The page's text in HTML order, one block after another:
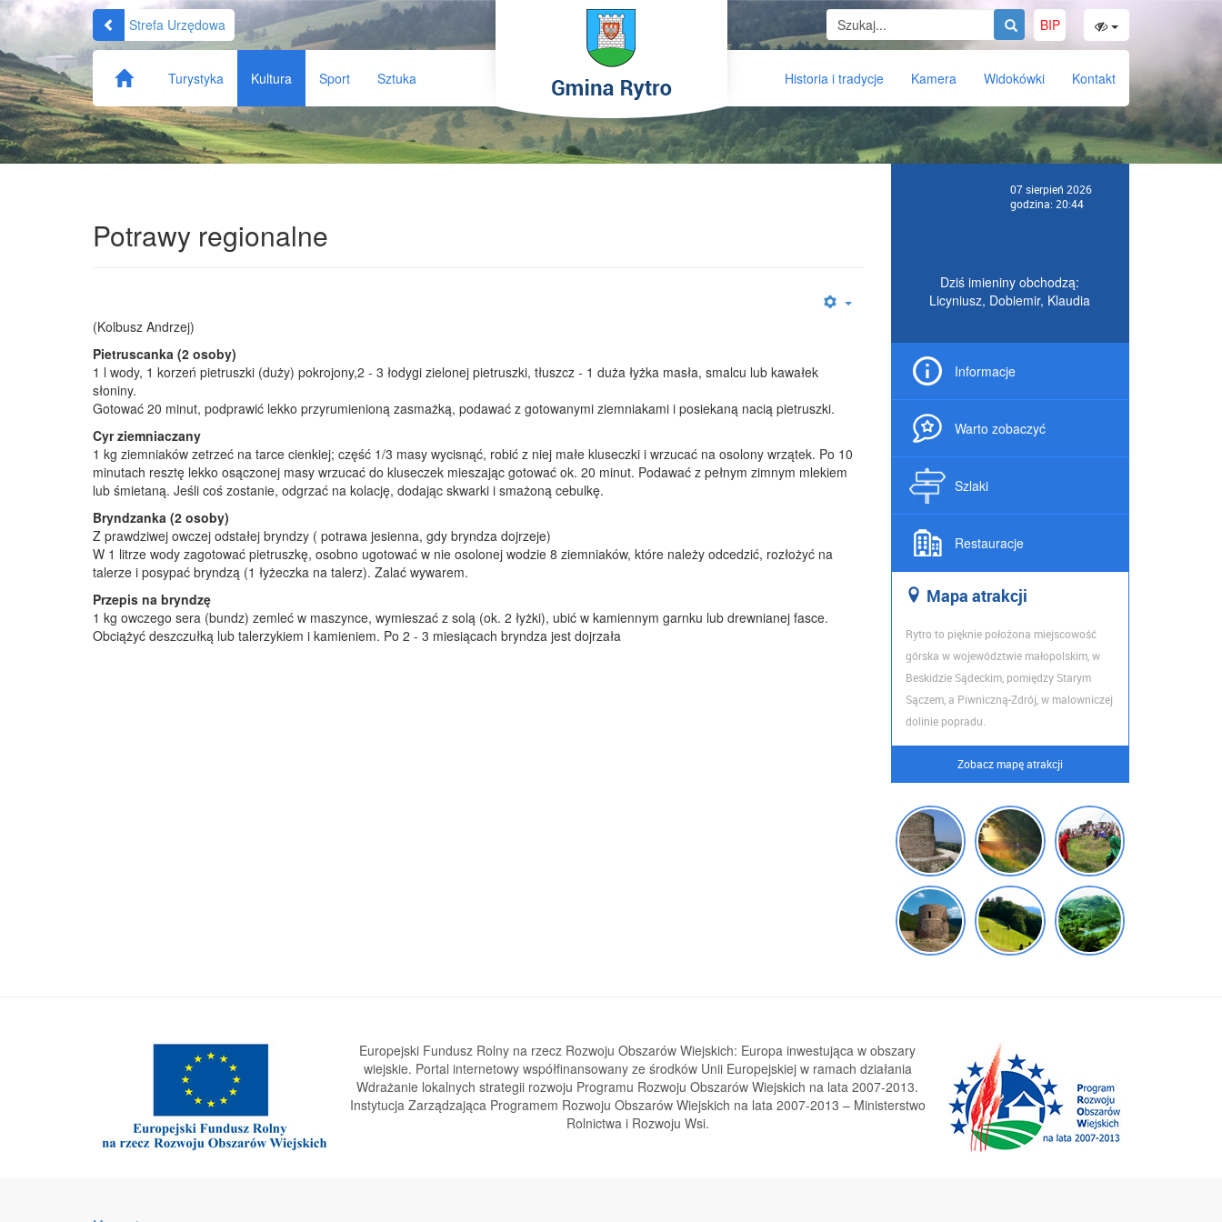
Strefa Urzędowa BIP
Turystyka Kultura Sport Sztuka Historia i tradycje Kamera Widokówki Kontakt
Potrawy regionalne
(Kolbusz Andrzej)
Pietruscanka (2 osoby)
1 l wody, 1 korzeń pietruszki (duży) pokrojony,2 - 3 łodygi zielonej pietruszki, tłuszcz - 1 duża łyżka masła, smalcu lub kawałek
słoniny.
Gotować 20 minut, podprawić lekko przyrumienioną zasmażką, podawać z gotowanymi ziemniakami i posiekaną nacią pietruszki.
Cyr ziemniaczany
1 kg ziemniaków zetrzeć na tarce cienkiej; część 1/3 masy wycisnąć, robić z niej małe kluseczki i wrzucać na osolony wrzątek. Po 10
minutach resztę lekko osączonej masy wrzucać do kluseczek mieszając gotować ok. 20 minut. Podawać z pełnym zimnym mlekiem
lub śmietaną. Jeśli coś zostanie, odgrzać na kolację, dodając skwarki i smażoną cebulkę.
Bryndzanka (2 osoby)
Z prawdziwej owczej odstałej bryndzy ( potrawa jesienna, gdy bryndza dojrzeje)
W 1 litrze wody zagotować pietruszkę, osobno ugotować w nie osolonej wodzie 8 ziemniaków, które należy odcedzić, rozłożyć na
talerze i posypać bryndzą (1 łyżeczka na talerz). Zalać wywarem.
Przepis na bryndzę
1 kg owczego sera (bundz) zemleć w maszynce, wymieszać z solą (ok. 2 łyżki), ubić w kamiennym garnku lub drewnianej fasce.
Obciążyć deszczułką lub talerzykiem i kamieniem. Po 2 - 3 miesiącach bryndza jest dojrzała
07 sierpień 2026
godzina: 20:44
Dziś imieniny obchodzą:
Licyniusz, Dobiemir, Klaudia
Informacje
Warto zobaczyć
Szlaki
Restauracje
Mapa atrakcji
Rytro to pięknie położona miejscowość
górska w województwie małopolskim, w
Beskidzie Sądeckim, pomiędzy Starym
Sączem, a Piwniczną-Zdrój, w malowniczej
dolinie popradu.
Zobacz mapę atrakcji
Europejski Fundusz Rolny na rzecz Rozwoju Obszarów Wiejskich: Europa inwestująca w obszary
wiejskie. Portal internetowy współfinansowany ze środków Unii Europejskiej w ramach działania
Wdrażanie lokalnych strategii rozwoju Programu Rozwoju Obszarów Wiejskich na lata 2007-2013.
Instytucja Zarządzająca Programem Rozwoju Obszarów Wiejskich na lata 2007-2013 – Ministerstwo
Rolnictwa i Rozwoju Wsi.